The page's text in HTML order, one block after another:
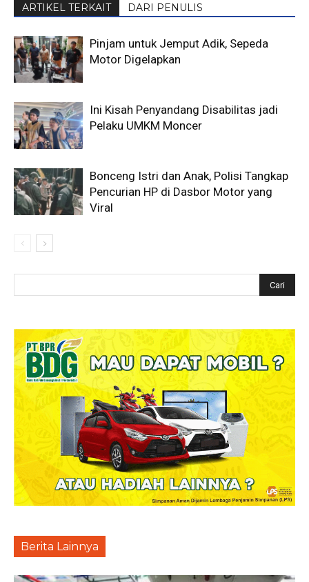
ARTIKEL TERKAIT DARI PENULIS
Pinjam untuk Jemput Adik, Sepeda
Motor Digelapkan
Ini Kisah Penyandang Disabilitas jadi
Pelaku UMKM Moncer
Bonceng Istri dan Anak, Polisi Tangkap
Pencurian HP di Dasbor Motor yang
Viral
Berita Lainnya